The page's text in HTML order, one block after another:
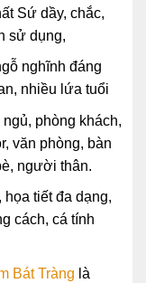
Sứ dầy, chắc,
sử dụng,
nghĩnh đáng
nhiều lứa tuổi
phòng khách,
văn phòng, bàn
người thân.
họa tiết đa dạng,
cách, cá tính
Bát Tràng là